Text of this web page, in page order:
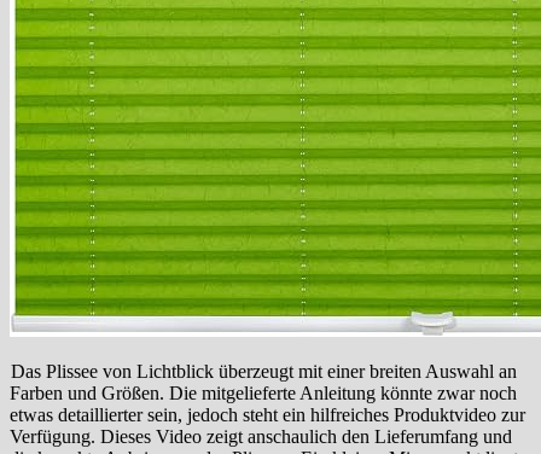
Das Plissee von Lichtblick überzeugt mit einer breiten Auswahl an
Farben und Größen. Die mitgelieferte Anleitung könnte zwar noch
etwas detaillierter sein, jedoch steht ein hilfreiches Produktvideo zur
Verfügung. Dieses Video zeigt anschaulich den Lieferumfang und